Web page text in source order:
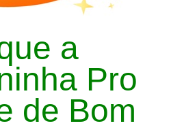
a
Pro
de Bom